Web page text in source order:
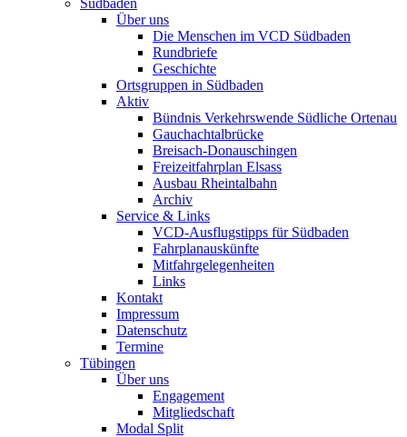
Südbaden
Über uns
Die Menschen im VCD Südbaden
Rundbriefe
Geschichte
Ortsgruppen in Südbaden
Aktiv
Bündnis Verkehrswende Südliche Ortenau
Gauchachtalbrücke
Breisach-Donauschingen
Freizeitfahrplan Elsass
Ausbau Rheintalbahn
Archiv
Service & Links
VCD-Ausflugstipps für Südbaden
Fahrplanauskünfte
Mitfahrgelegenheiten
Links
Kontakt
Impressum
Datenschutz
Termine
Tübingen
Über uns
Engagement
Mitgliedschaft
Modal Split